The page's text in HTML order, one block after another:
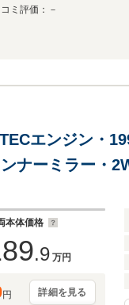
ミ評価：－
エンジン・
ナーミラー・
本体価格
.9 万円
円 詳細を見る